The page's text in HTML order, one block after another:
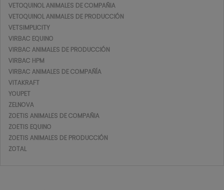
VETOQUINOL ANIMALES DE COMPAÑIA
VETOQUINOL ANIMALES DE PRODUCCIÓN
VETSIMPLICITY
VIRBAC EQUINO
VIRBAC ANIMALES DE PRODUCCIÓN
VIRBAC HPM
VIRBAC ANIMALES DE COMPAÑÍA
VITAKRAFT
YOUPET
ZELNOVA
ZOETIS ANIMALES DE COMPAÑIA
ZOETIS EQUINO
ZOETIS ANIMALES DE PRODUCCIÓN
ZOTAL